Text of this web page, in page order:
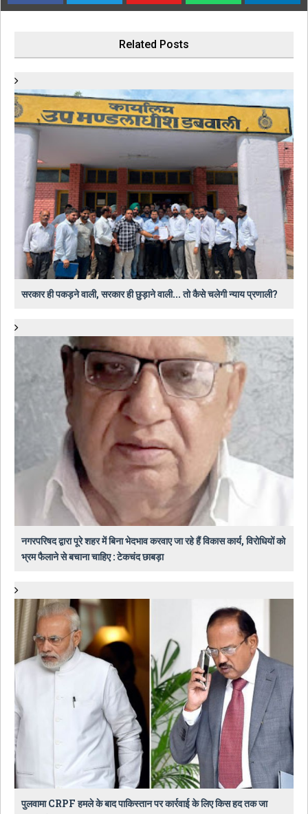
Related Posts
सरकार ही पकड़ने वाली, सरकार ही छुड़ाने वाली... तो कैसे चलेगी न्याय प्रणाली?
नगरपरिषद द्वारा पूरे शहर में बिना भेदभाव करवाए जा रहे हैं विकास कार्य, विरोधियों को
भ्रम फैलाने से बचाना चाहिए : टेकचंद छाबड़ा
पुलवामा CRPF हमले के बाद पाकिस्तान पर कार्रवाई के लिए किस हद तक जा